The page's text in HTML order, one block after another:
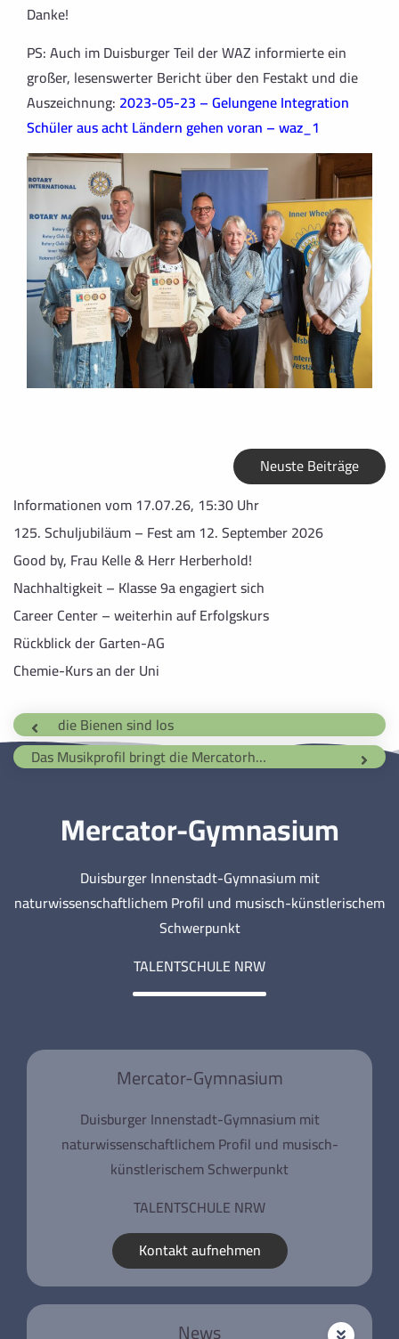
Danke!
PS: Auch im Duisburger Teil der WAZ informierte ein
großer, lesenswerter Bericht über den Festakt und die
Auszeichnung: 2023-05-23 – Gelungene Integration
Schüler aus acht Ländern gehen voran – waz_1
Neuste Beiträge
Informationen vom 17.07.26, 15:30 Uhr
125. Schuljubiläum – Fest am 12. September 2026
Good by, Frau Kelle & Herr Herberhold!
Nachhaltigkeit – Klasse 9a engagiert sich
Career Center – weiterhin auf Erfolgskurs
Rückblick der Garten-AG
Chemie-Kurs an der Uni
die Bienen sind los
Das Musikprofil bringt die Mercatorhalle zum Beben!
Mercator-Gymnasium
Duisburger Innenstadt-Gymnasium mit
naturwissenschaftlichem Profil und musisch-künstlerischem
Schwerpunkt
TALENTSCHULE NRW
Mercator-Gymnasium
Duisburger Innenstadt-Gymnasium mit
naturwissenschaftlichem Profil und musisch-
künstlerischem Schwerpunkt
TALENTSCHULE NRW
Kontakt aufnehmen
News